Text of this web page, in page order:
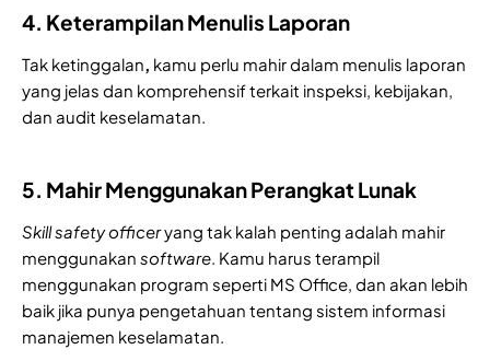
4. Keterampilan Menulis Laporan
Tak ketinggalan, kamu perlu mahir dalam menulis laporan
yang jelas dan komprehensif terkait inspeksi, kebijakan,
dan audit keselamatan.
5. Mahir Menggunakan Perangkat Lunak
Skill safety officeryang tak kalah penting adalah mahir
menggunakan software. Kamu harus terampil
menggunakan program seperti MS Office, dan akan lebih
baik jika punya pengetahuan tentang sistem informasi
manajemen keselamatan.